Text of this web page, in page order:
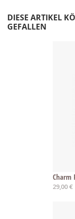
DIESE ARTIKEL
GEFALLEN
Charm
29,00 €